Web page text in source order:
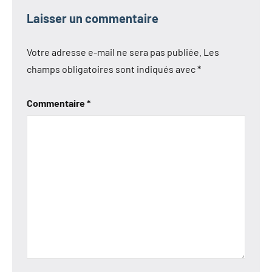
Laisser un commentaire
Votre adresse e-mail ne sera pas publiée. Les
champs obligatoires sont indiqués avec*
Commentaire*